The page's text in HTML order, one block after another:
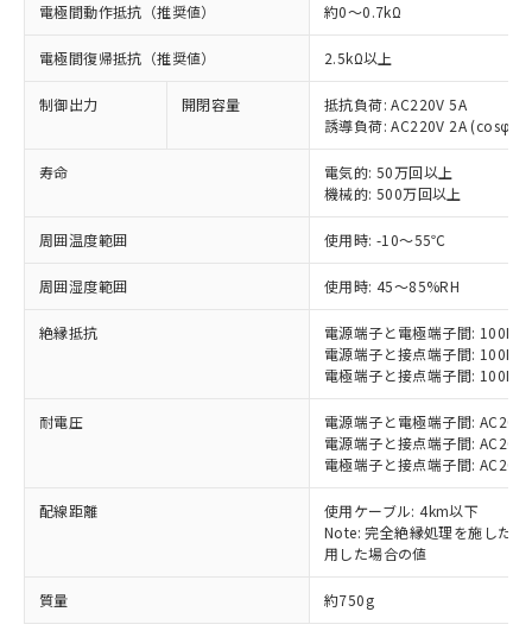
電極間動作抵抗（推奨値） 約0～0.7kΩ
電極間復帰抵抗（推奨値） 2.5kΩ以上
制御出力 開閉容量
抵抗負荷: AC220V 5A
誘導負荷: AC220V 2A
寿命
電気的: 50万回以上
機械的: 500万回以上
周囲温度範囲 使用時: -10～55℃
周囲湿度範囲 使用時: 45～85%RH
絶縁抵抗
電源端子と電極端子間:
電源端子と接点端子間:
電極端子と接点端子間:
耐電圧
電源端子と電極端子間:
電源端子と接点端子間:
電極端子と接点端子間:
配線距離
使用ケーブル: 4km以下
Note: 完全絶縁処理を施した
用した場合の値
質量 約750g
以下の条件をお読みいただき、同意のうえ
本サービスは、当社制御機器事業取扱
商品の当社在庫状況および標準価格
(税抜)を提供させていただくもので
当社制御機器事業取扱商品の中には、
本サービスの対象外となる商品もある
ことをご了承ください。
在庫状況および標準価格照会結果は、
記載している更新日時点での社内デー
タに基づき作成されるものであり、閲
覧された時点での実際の在庫および標
準価格とは異なる場合があることをご
正式な納期状況および標準価格はお客
様のお取引先、またはお客様担当のオ
ムロン制御機器販売店・当社販売員に
オムロン制御機器販売店や当社販売拠
点は「販売ネットワーク
」をご確認
対応予定：EU RoHS指令（10物質）の非含
有に対応した製品に切り替える予定のある
商品です。
対応予定なし：EU RoHS指令（10物質）の
非含有に非対応の商品で、対応品を出す予
調査・確認中：EU RoHS指令（10物質）の
非含有の対応状況を調査中または確認中の
非該当品：ライセンス料など無形物で、有
害物質有無と関係のない商品です。
仕入先様の事情により、非含有部品として
いたものが、含有品と判明した場合などや
むを得ず変更することがあります。
鉛(Pb) 1000ppm以下、 水銀(Hg) 1000ppm以下、 カド
六価クロム(Cr(Ⅵ)) 1000ppm以下、ポリ臭化ビフェニル
類(PBB) 1000ppm以下、ポリ臭化ジフェニルエーテル類
(PBDE) 1000ppm以下、フタル酸ビス(2-エチルヘキシ
ル) (DEHP)(別名：DOP) 1000ppm以下、フタル酸ブチ
ルベンジル（BBP） 1000ppm以下、フタル酸ジブチル
（DBP） 1000ppm以下、フタル酸ジイソブチル
但し、RoHS指令で産業用監視および制御機器に対する
フタル酸エステル類の４物質については閾値を超える意
図的な使用がないことを確認しています。
「○」：最大均質材料含有率が中国RoHSの
基準値以下であることを示します。
「×」：最大均質材料含有率が中国RoHSの
基準値を超えていることを示します。
「－」：未確認です。当社販売部門へお問
Pb(鉛) :1000ppm、 Hg(水銀) : 1000ppm、 Cd(カドミウ
Cr(Ⅵ)(六価クロム) : 1000ppm、 PBBs(ポリ臭化ビフェ
DBP(フタル酸ジブチル) : 1000ppm、 DIBP(フタル酸ジ
イソブチル) : 1000ppm、 BBP(フタル酸ブチルベンジ
当社は、これら貴社製品のうち、外国
為替および外国貿易法に定める商品
（以下｢規制貨物等」という）を輸出
または国外への提供する場合は、日本
国政府の輸出許可(または役務取引許
可)を取得するなどの必要な手続きを
当社は規制貨物を破棄する場合は、完
全に破砕するなど、違法に輸出されな
いよう必要な手段を講じます。
当社は貴社製品を、核兵器、ミサイ
ル、化学兵器、生物兵器またはその他
武器並びにこれらの製造装置等に一切
一定数以上の在庫あり
一定数には満たないが在庫あり
在庫なし(最新の在庫状況につ
いては、お客様のお取引先、ま